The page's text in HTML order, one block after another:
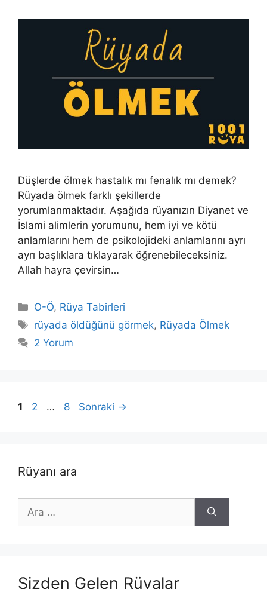
Düşlerde ölmek hastalık mı fenalık mı demek?
Rüyada ölmek farklı şekillerde
yorumlanmaktadır. Aşağıda rüyanızın Diyanet ve
İslami alimlerin yorumunu, hem iyi ve kötü
anlamlarını hem de psikolojideki anlamlarını ayrı
ayrı başlıklara tıklayarak öğrenebileceksiniz.
Allah hayra çevirsin…
Kategoriler
O-Ö, Rüya Tabirleri
Etiketler
rüyada öldüğünü görmek, Rüyada Ölmek
2 Yorum
Sayfa
1 Sayfa
2 … Sayfa
8 Sonraki →
Rüyanı ara
ara
Sizden Gelen Rüyalar